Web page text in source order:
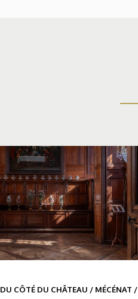
DU CÔTÉ DU CHÂTEAU / MÉCÉNAT /